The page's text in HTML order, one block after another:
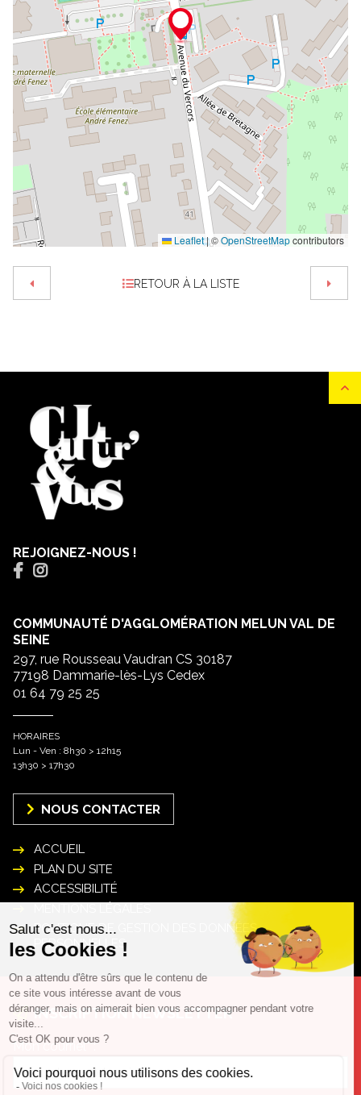
Leaflet|©OpenStreetMapcontributors
RETOUR À LA LISTE
REJOIGNEZ-NOUS !
COMMUNAUTÉ D'AGGLOMÉRATION MELUN VAL DE
SEINE
297, rue Rousseau Vaudran CS 30187
77198 Dammarie-lès-Lys Cedex
01 64 79 25 25
HORAIRES
Lun - Ven : 8h30 > 12h15
13h30 > 17h30
NOUS CONTACTER
ACCUEIL
PLAN DU SITE
ACCESSIBILITÉ
POLITIQUE DE GESTION DES DONNÉES
PERSONNELLES
INSCRIPTION NEWSLETTER
Mon courriel* :